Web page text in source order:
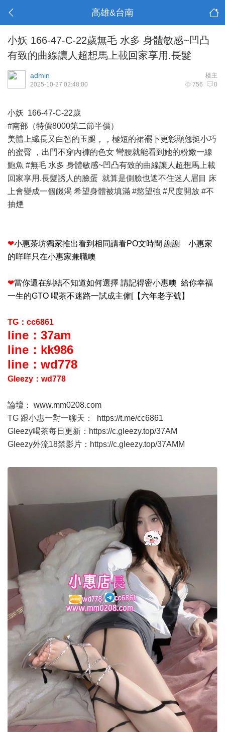
高雄&台南
小妖 166-47-C-22歲無毛 水多 身體敏感~凹凸
有致的曲線讓人超想馬上載回家享用.長髮
楼主
admin
756 0
2025-10-27 02:48:00
小妖 166-47-C-22歲
#南部（特價8000第二節半價）
美體上纖長又白皙的玉腿，，極短的裙襬下更彰顯翹挺小巧
的蜜臀 ，出門不穿內褲的色女 彎腰就能看到她的粉嫩一線
鮑魚 #無毛 水多 身體敏感~凹凸有致的曲線讓人超想馬上載
回家享用.長髮誘人的臉蛋 就算是側臉也遮不住迷人眉目 床
上會變成一個饑渴 希望身體被填滿 #慾望強 #尺度開放 #不
抽煙
❤小惠茶坊獨家推出看到相同請看PO文時間 謝謝 小惠家
的咩咩只在小惠家兼職噢
❤當你還在糾結不知道如何選擇 請記得密小惠噢 給你幸福
一生的GTO 喝茶不迷路一試成主僱[【六年老字號】
TG：cc6861
line：37am
line：kk986
line：wd778
Gleezy：wd778
論壇： www.mm0208.com
TG 跟小惠一對一聊天：
https://t.me/cc6861
Gleezy喝茶每日更新： https://c.gleezy.top/37AM
Gleezy外流18禁影片： https://c.gleezy.top/37AMM